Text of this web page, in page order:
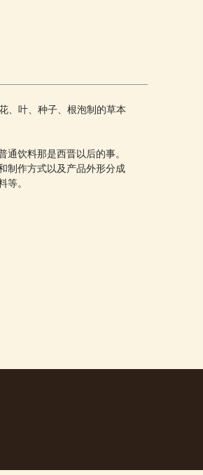
、叶、种子、根泡制的草本
饮料那是西晋以后的事。
制作方式以及产品外形分成
等。